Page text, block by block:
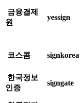
금융결제
원
yessign
코스콤 signkorea
한국정보
인증
signgate